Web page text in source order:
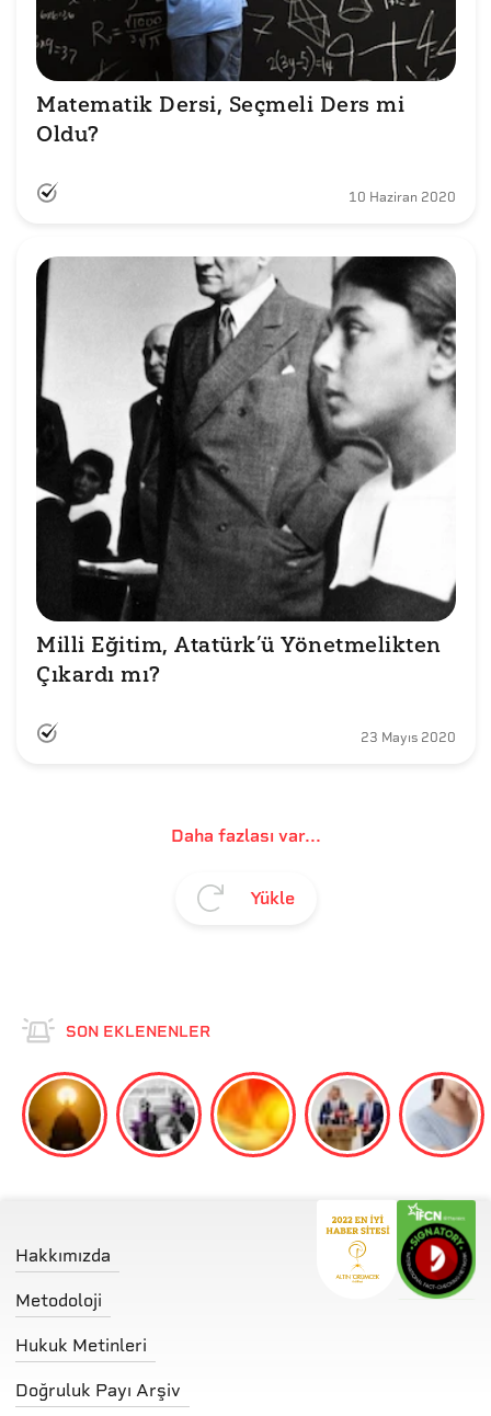
Matematik Dersi, Seçmeli Ders mi
Oldu?
10 Haziran 2020
Milli Eğitim, Atatürk’ü Yönetmelikten
Çıkardı mı?
23 Mayıs 2020
Daha fazlası var...
Yükle
SON EKLENENLER
Hakkımızda
Metodoloji
Hukuk Metinleri
Doğruluk Payı Arşiv